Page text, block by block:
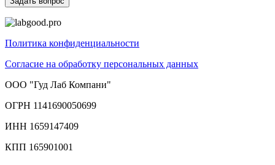
Политика конфиденциальности
Согласие на обработку персональных данных
ООО "Гуд Лаб Компани"
ОГРН 1141690050699
ИНН 1659147409
КПП 165901001